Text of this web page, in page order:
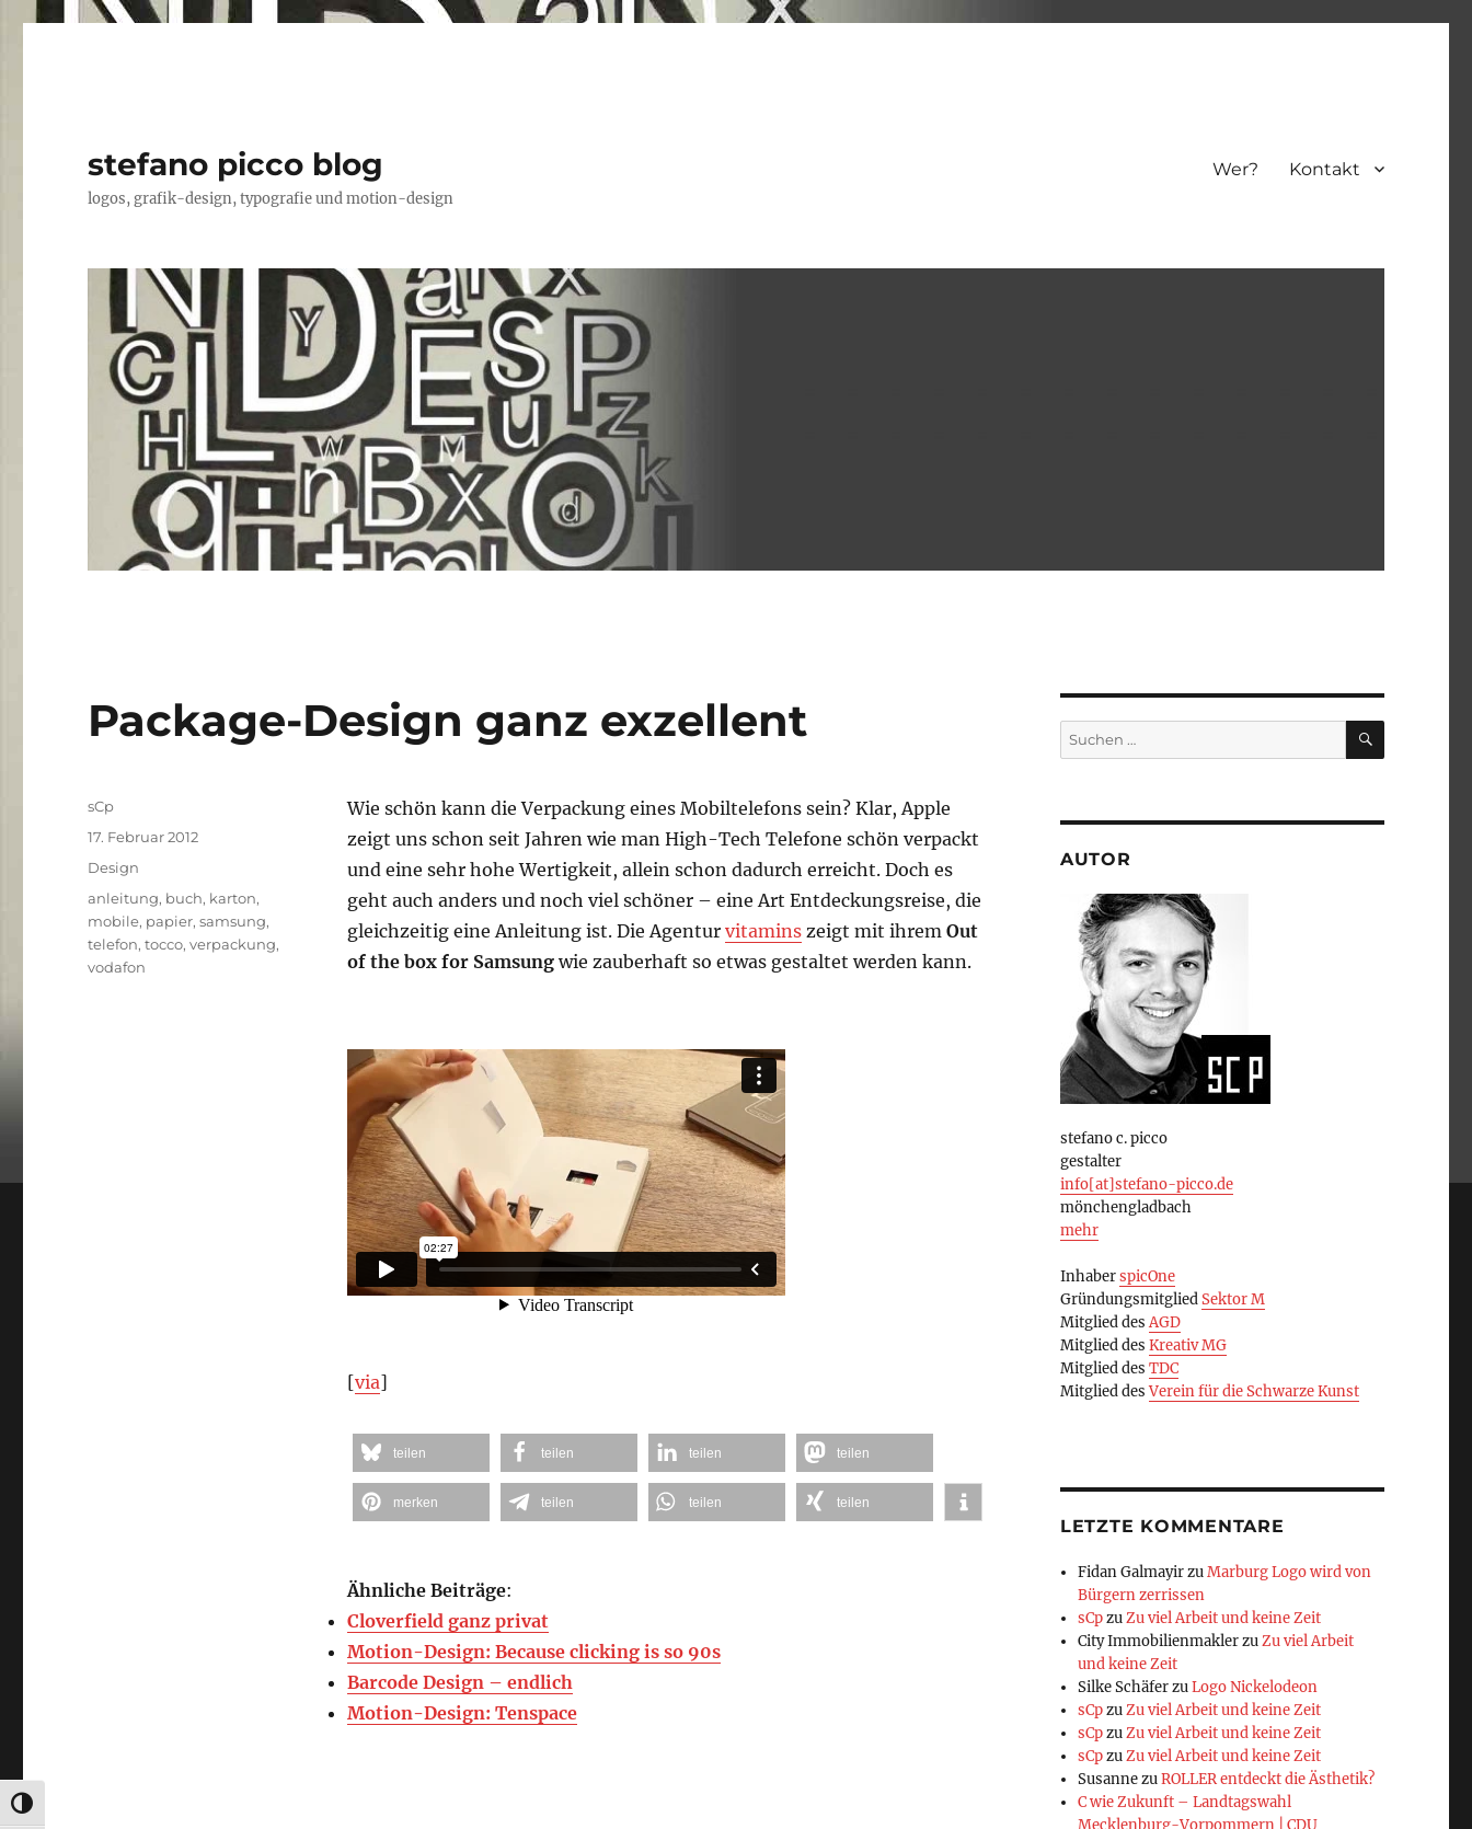
UMSCHALTEN AUF HOHE KONTRASTE
stefano picco blog
logos, grafik-design, typografie und motion-design
Wer? Kontakt
Package-Design ganz exzellent
Wie schön kann die Verpackung eines Mobiltelefons sein? Klar, Apple
zeigt uns schon seit Jahren wie man High-Tech Telefone schön verpackt
und eine sehr hohe Wertigkeit, allein schon dadurch erreicht. Doch es
geht auch anders und noch viel schöner – eine Art Entdeckungsreise, die
gleichzeitig eine Anleitung ist. Die Agentur vitaminszeigt mit ihrem Out
of the box for Samsungwie zauberhaft so etwas gestaltet werden kann.
[via]
teilen teilen teilen teilen
merken teilen teilen teilen
Ähnliche Beiträge:
Cloverfield ganz privat
Motion-Design: Because clicking is so 90s
Barcode Design – endlich
Motion-Design: Tenspace
Autor
sCp
Veröffentlicht
17. Februar 2012
Kategorien
Design
Schlagwörter
anleitung, buch, karton,
mobile, papier,samsung,
telefon,tocco,verpackung,
vodafon
Suchen
nach:
SUCHEN
AUTOR
stefano c. picco
gestalter
info[at]stefano-picco.de
mönchengladbach
mehr
InhaberspicOne
GründungsmitgliedSektor M
Mitglied desAGD
Mitglied des Kreativ MG
Mitglied des TDC
Mitglied desVerein für die Schwarze Kunst
LETZTE KOMMENTARE
Fidan GalmayirzuMarburg Logo wird von
Bürgern zerrissen
sCpzuZu viel Arbeit und keine Zeit
City ImmobilienmaklerzuZu viel Arbeit
und keine Zeit
Silke SchäferzuLogo Nickelodeon
sCpzuZu viel Arbeit und keine Zeit
sCpzuZu viel Arbeit und keine Zeit
sCpzuZu viel Arbeit und keine Zeit
SusannezuROLLER entdeckt die Ästhetik?
C wie Zukunft – Landtagswahl